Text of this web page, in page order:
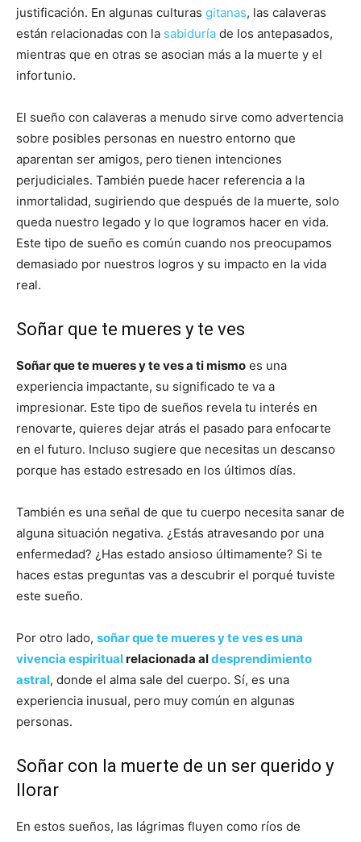
justificación. En algunas culturas gitanas, las calaveras
están relacionadas con la sabiduría de los antepasados,
mientras que en otras se asocian más a la muerte y el
infortunio.
El sueño con calaveras a menudo sirve como advertencia
sobre posibles personas en nuestro entorno que
aparentan ser amigos, pero tienen intenciones
perjudiciales. También puede hacer referencia a la
inmortalidad, sugiriendo que después de la muerte, solo
queda nuestro legado y lo que logramos hacer en vida.
Este tipo de sueño es común cuando nos preocupamos
demasiado por nuestros logros y su impacto en la vida
real.
Soñar que te mueres y te ves
Soñar que te mueres y te ves a ti mismo es una
experiencia impactante, su significado te va a
impresionar. Este tipo de sueños revela tu interés en
renovarte, quieres dejar atrás el pasado para enfocarte
en el futuro. Incluso sugiere que necesitas un descanso
porque has estado estresado en los últimos días.
También es una señal de que tu cuerpo necesita sanar de
alguna situación negativa. ¿Estás atravesando por una
enfermedad? ¿Has estado ansioso últimamente? Si te
haces estas preguntas vas a descubrir el porqué tuviste
este sueño.
Por otro lado, soñar que te mueres y te ves es una
vivencia espiritualrelacionada aldesprendimiento
astral, donde el alma sale del cuerpo. Sí, es una
experiencia inusual, pero muy común en algunas
personas.
Soñar con la muerte de un ser querido y
llorar
En estos sueños, las lágrimas fluyen como ríos de